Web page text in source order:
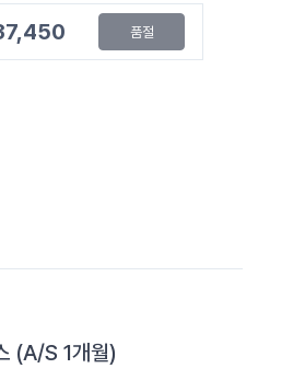
품절
(A/S 1개월)